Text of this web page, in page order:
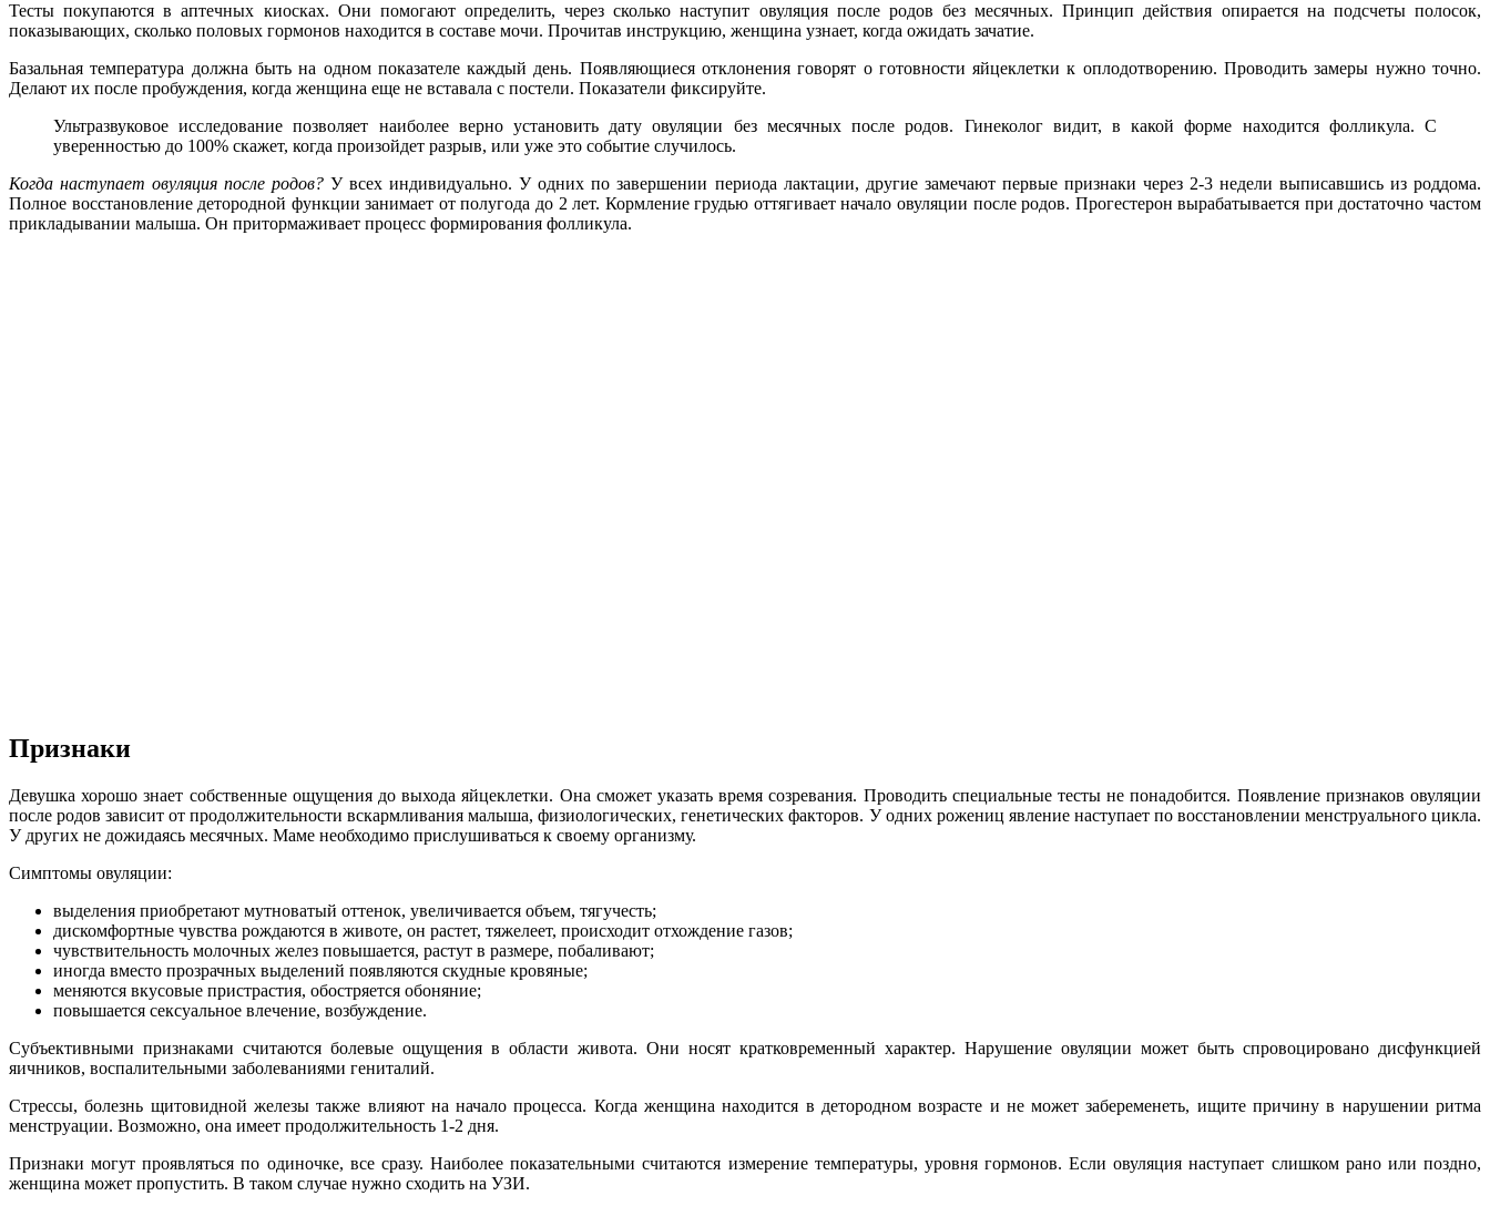
Тесты покупаются в аптечных киосках. Они помогают определить, через сколько наступит овуляция после родов без месячных. Принцип действия опирается на подсчеты полосок,
показывающих, сколько половых гормонов находится в составе мочи. Прочитав инструкцию, женщина узнает, когда ожидать зачатие.
Базальная температура должна быть на одном показателе каждый день. Появляющиеся отклонения говорят о готовности яйцеклетки к оплодотворению. Проводить замеры нужно точно.
Делают их после пробуждения, когда женщина еще не вставала с постели. Показатели фиксируйте.
Ультразвуковое исследование позволяет наиболее верно установить дату овуляции без месячных после родов. Гинеколог видит, в какой форме находится фолликула. С
уверенностью до 100% скажет, когда произойдет разрыв, или уже это событие случилось.
Когда наступает овуляция после родов? У всех индивидуально. У одних по завершении периода лактации, другие замечают первые признаки через 2-3 недели выписавшись из роддома.
Полное восстановление детородной функции занимает от полугода до 2 лет. Кормление грудью оттягивает начало овуляции после родов. Прогестерон вырабатывается при достаточно частом
прикладывании малыша. Он притормаживает процесс формирования фолликула.
Признаки
Девушка хорошо знает собственные ощущения до выхода яйцеклетки. Она сможет указать время созревания. Проводить специальные тесты не понадобится. Появление признаков овуляции
после родов зависит от продолжительности вскармливания малыша, физиологических, генетических факторов. У одних рожениц явление наступает по восстановлении менструального цикла.
У других не дожидаясь месячных. Маме необходимо прислушиваться к своему организму.
Симптомы овуляции:
выделения приобретают мутноватый оттенок, увеличивается объем, тягучесть;
дискомфортные чувства рождаются в животе, он растет, тяжелеет, происходит отхождение газов;
чувствительность молочных желез повышается, растут в размере, побаливают;
иногда вместо прозрачных выделений появляются скудные кровяные;
меняются вкусовые пристрастия, обостряется обоняние;
повышается сексуальное влечение, возбуждение.
Субъективными признаками считаются болевые ощущения в области живота. Они носят кратковременный характер. Нарушение овуляции может быть спровоцировано дисфункцией
яичников, воспалительными заболеваниями гениталий.
Стрессы, болезнь щитовидной железы также влияют на начало процесса. Когда женщина находится в детородном возрасте и не может забеременеть, ищите причину в нарушении ритма
менструации. Возможно, она имеет продолжительность 1-2 дня.
Признаки могут проявляться по одиночке, все сразу. Наиболее показательными считаются измерение температуры, уровня гормонов. Если овуляция наступает слишком рано или поздно,
женщина может пропустить. В таком случае нужно сходить на УЗИ.